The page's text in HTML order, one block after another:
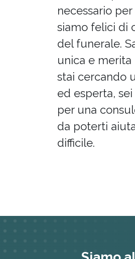
necessario
siamo felici di
del funerale.
unica e merita
stai cercando
ed esperta,
per una
da poterti
difficile.